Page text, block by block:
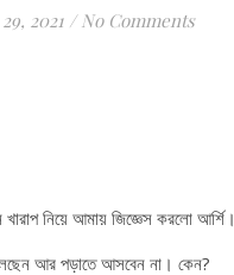
2021 / No Comments
খারাপ নিয়ে আমায় জিজ্ঞেস করলো আর্শি।
আর পড়াতে আসবেন না। কেন?